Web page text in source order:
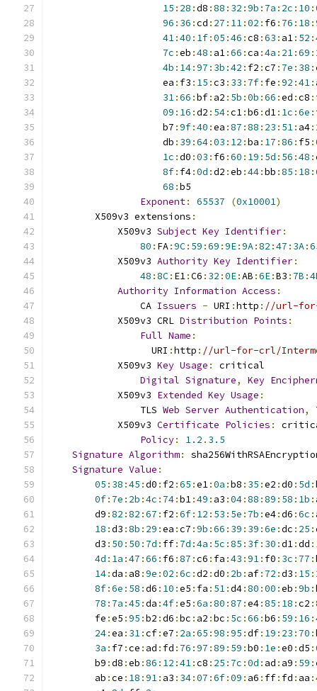
15 : 28 :d8 :88 : 32 :9b : 7a : 2c : 10 :
96 : 36 :cd : 27 : 11:02 : f6 : 76 : 18 :
41:40 : 1f:05 :46 :c8 :63 : a1: 52 :
7c :eb :48 : a1:66 :ca :4a : 21:69 :
4b : 14:97 : 3b :42 : f2 :c7 : 7e : 38 :
                    ea
: f3 : 15 :c3 : 33 : 7f: fe :92 :41:
31:66 :bf: a2 : 5b :0b :66 :ed :c8 :
09 : 16 :d2 : 54:c1:b6 :d1: 1c :6e :
                    b7
:9f:40 :ea :87 :88 : 23 : 51: a4:
                    db
: 39 :64:03 : 12 :ba : 17 :86 : f5 :
1c :d0 :03 : f6 :60 : 19 : 5d : 56 :48 :
8f: f4:0d :d2 :eb :44:bb :85 : 18 :
68 :b5
Exponent: 65537 (0x10001)
        X509v3 extensions
:
            X509v3
Subject Key Identifier:
80 : FA:9C: 59 :69 :9E:9A:82 :47 : 3A:
            X509v3
Authority Key Identifier:
48 :8C: E1:C6 : 32 :0E:AB :6E:B3 : 7B :
Authority Information Access :
                CA
Issuers - URI :http : //url-for-
            X509v3 CRL
Distribution Points :
Full Name :
                  URI
:http : //url-for-crl/
            X509v3
Key Usage :
critical
Digital Signature, Key
            X509v3
Extended Key Usage :
                TLS
Web Server Authentication,
            X509v3
Certificate Policies :
Policy: 1.2 . 3.5
Signature Algorithm:
Signature Value :
05 : 38 :45 :d0 : f2 :65 :e1:0a :b8 : 35 :e2 :d0 : 5d :
0f: 7e : 2b :4c : 74:b1:49 : a3 :04:88 :89 : 58 : 1b :
        d9
:82 :82 :67 : f2 :6f: 12 : 53 : 5e : 7b :e4:d6 :6c :
18 :d3 :8b : 29 :ea :c7 :9b :66 : 39 : 39 :6e :dc : 25 :
        d3
: 50 : 50 : 7d : ff: 7d :4a : 5c :85 : 3f: 30 :d1:dd :
4d : 1a :47 :66 : f6 :87 :c6 : fa :43 :91: f0 : 3c : 77 :
14:da : a8 :9e :02 :6c :d2 :d0 : 2b : af: 72 :d3 : 15 :
8f:6e : 58 :d6 : 10 :e5 : fa : 51:d4:80 :00 :eb :9b :
78 : 7a :45 :da :4f:e5 :6a :80 :87 :e4:85 : 18 :c2 :
        fe
:e5 :95 :b2 :d6 :bc : a2 :bc : 5c :66 :b6 : 59 : 16 :
24:ea : 31:cf:e7 : 2a :65 :98 :95 :df: 19 : 23 : 70 :
3a : f7 :ce : ad : fd : 76 :97 :89 : 59 :b0 : 1e :e0 :d5 :
        b9
:d8 :eb :86 : 12 :41:c8 : 25 : 7c :0d : ad : a9 : 59 :
        ab
:ce : 18 :91: a3 : 34:07 :6f:09 : a6 : ff: fd : aa :